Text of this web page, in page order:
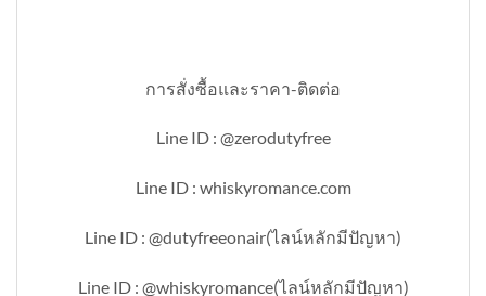
การสั่งซื้อและราคา-ติดต่อ
Line ID : @zerodutyfree
Line ID : whiskyromance.com
Line ID : @dutyfreeonair(ไลน์หลักมีปัญหา)
Line ID : @whiskyromance(ไลน์หลักมีปัญหา)